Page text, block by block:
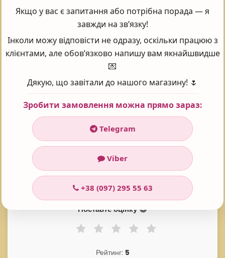
PENTAVITIN® - біотехнологічний комплекс рослинних
вуглеводів, який забезпечує миттєве глибоке зволоження,
покращує гідратацію клітин епідермісу і створює
довготривалий бар'єр для шкіри, що запобігає втраті вологи. За
складом компонент дуже близький до вуглеводної фракції
зв'язуватися з вільними аміногрупами кератину, пов'язувати і
Зволожуючий ефект після першого застосування зберігається
72 години! Клінічні відгуки підтверджують виняткову
ефективність PENTAVITIN®, який забезпечує поліпшення
гладкості і м'якості шкіри більш ніж на 50%, а також зменшує
відлущування і свербіж вже після двох тижнів застосування.
Поставте оцінку 😍
Рейтинг: 5
Якщо у вас є запитання або потрібна порада — я
завжди на зв’язку!
Інколи можу відповісти не одразу, оскільки працюю з
клієнтами, але обов’язково напишу вам якнайшвидше
💌
Дякую, що завітали до нашого магазину! 🌷
Зробити замовлення можна прямо зараз:
Telegram
Viber
+38 (097) 295 55 63